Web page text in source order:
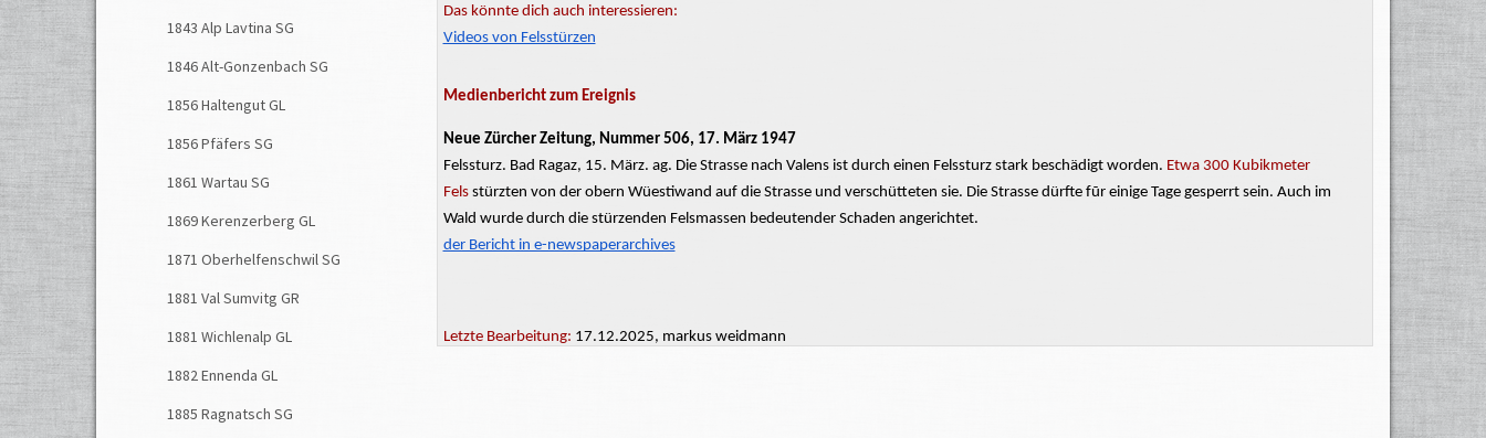
Das könnte dich auch interessieren:
Videos von Felsstürzen
Medienbericht zum Ereignis
Neue Zürcher Zeitung, Nummer 506, 17. März 1947
Felssturz. Bad Ragaz, 15. März. ag. Die Strassenach Valens ist durch einen Felssturz stark beschädigt worden. Etwa 300 Kubikmeter
Felsstürzten von der obern Wüestiwand auf die Strasse und verschütteten sie. Die Strassedürfte fũr einige Tage gesperrt sein. Auch im
Wald wurde durch die stürzenden Felsmassen bedeutender Schaden angerichtet.
der Bericht in e-newspaperarchives
Letzte Bearbeitung: 17.12.2025, markus weidmann
1843 Alp Lavtina SG
1846 Alt-Gonzenbach SG
1856 Haltengut GL
1856 Pfäfers SG
1861 Wartau SG
1869 Kerenzerberg GL
1871 Oberhelfenschwil SG
1881 Val Sumvitg GR
1881 Wichlenalp GL
1882 Ennenda GL
1885 Ragnatsch SG